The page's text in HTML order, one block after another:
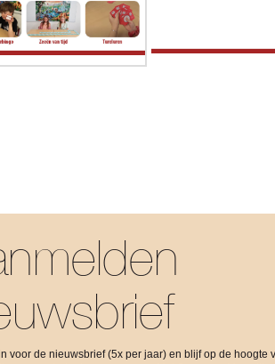
voor de nieuwsbrief (5x per jaar) en blijf op de hoogte